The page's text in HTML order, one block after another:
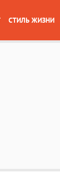
СТИЛЬ ЖИЗНИ